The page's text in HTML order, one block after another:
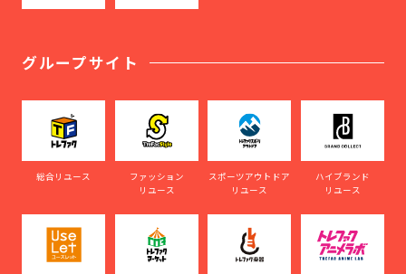
グループサイト
総合リユース
ファッション
リユース
スポーツアウトドア
リユース
ハイブランド
リユース